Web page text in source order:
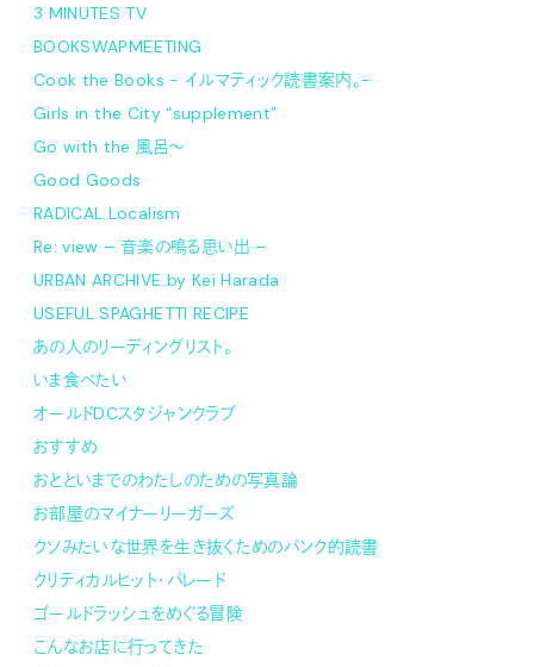
3 MINUTES TV
BOOKSWAPMEETING
Cook the Books - イルマティック読書案内。-
Girls in the City “supplement”
Go with the 風呂〜
Good Goods
RADICAL Localism
Re: view – 音楽の鳴る思い出 –
URBAN ARCHIVE by Kei Harada
USEFUL SPAGHETTI RECIPE
あの人のリーディングリスト。
いま食べたい
オールドDCスタジャンクラブ
おすすめ
おとといまでのわたしのための写真論
お部屋のマイナーリーガーズ
クソみたいな世界を生き抜くためのパンク的読書
クリティカルヒット・パレード
ゴールドラッシュをめぐる冒険
こんなお店に行ってきた